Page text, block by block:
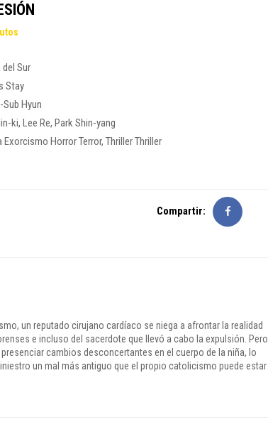
Sur
Stay
Hyun
ki, Lee Re, Park Shin-yang
Exorcismo HorrorTerror, ThrillerThriller
Compartir:
un reputado cirujano cardíaco se niega a afrontar la realidad
e incluso del sacerdote que llevó a cabo la expulsión. Pero
cambios desconcertantes en el cuerpo de la niña, lo
un mal más antiguo que el propio catolicismo puede estar